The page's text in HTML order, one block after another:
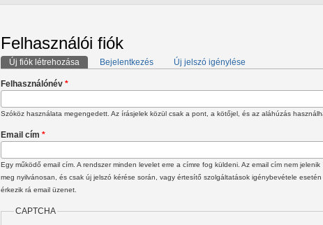
Felhasználói fiók
Elsődleges fülek
Új fiók létrehozása (aktív fül)Bejelentkezés Új jelszó igénylése
Felhasználónév *
Szóköz használata megengedett. Az írásjelek közül csak a pont, a kötőjel, és az aláhúzás
Email cím *
Egy működő email cím. A rendszer minden levelet erre a címre fog küldeni. Az email cím nem jelenik
meg nyilvánosan, és csak új jelszó kérése során, vagy értesítő szolgáltatások igénybevétele esetén
érkezik rá email üzenet.
CAPTCHA